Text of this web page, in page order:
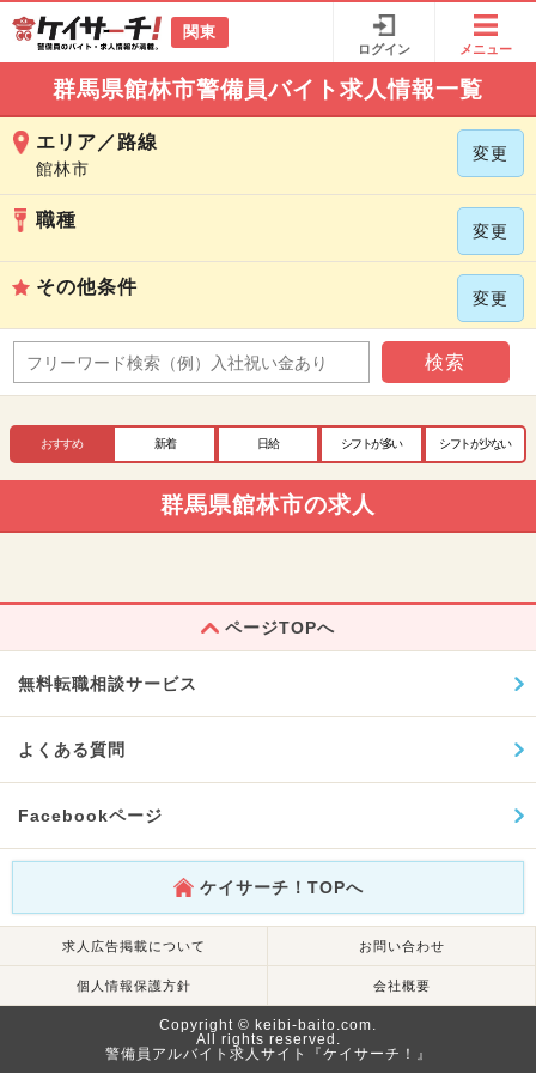
関東
ログイン メニュー
群馬県館林市警備員バイト求人情報一覧
エリア／路線
館林市
変更
職種
変更
その他条件
変更
検索
おすすめ 新着 日給 シフトが多い シフトが少ない
群馬県館林市の求人
ページTOPへ
無料転職相談サービス
よくある質問
Facebookページ
ケイサーチ！TOPへ
求人広告掲載について お問い合わせ
個人情報保護方針 会社概要
Copyright © keibi-baito.com.
All rights reserved.
警備員アルバイト求人サイト『ケイサーチ！』